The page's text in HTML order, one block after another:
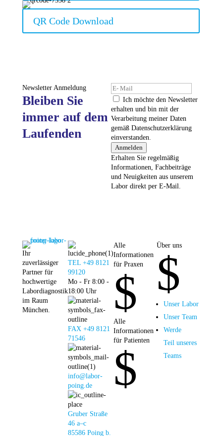
QR Code Download
Newsletter Anmeldung
Bleiben Sie
immer auf dem
Laufenden
Ich möchte den Newsletter
erhalten und bin mit der
Verarbeitung meiner Daten
gemäß Datenschutzerklärung
einverstanden.
Anmelden
Erhalten Sie regelmäßig
Informationen, Fachbeiträge
und Neuigkeiten aus unserem
Labor direkt per E-Mail.
Ihr
zuverlässiger
Partner für
hochwertige
Labordiagnostik
im Raum
München.
TEL +49 8121
99120
Mo - Fr 8:00 -
18:00 Uhr
FAX +49 8121
71546
info@labor-
poing.de
Gruber Straße
46 a–c
85586 Poing b.
Alle
Informationen
für Praxen
$
Alle
Informationen
für Patienten
$
Über uns
$
Unser Labor
Unser Team
Werde
Teil unseres
Teams